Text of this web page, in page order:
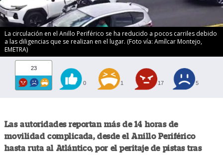
La circulación en el Anillo Periférico se ha reducido a pocos carriles debido
a las diligencias que se realizan en el lugar. (Foto vía: Amílcar Montejo,
EMETRA)
23
0 1 17 5
Las autoridades reportan más de 14 horas de
movilidad complicada, desde el Anillo Periférico
hasta ruta al Atlántico, por el peritaje de pistas tras